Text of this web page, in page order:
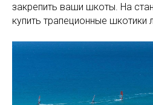
закрепить ваши шкоты. На
купить трапеционные шкотики